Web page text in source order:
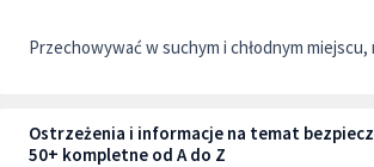
Przechowywać w suchym i chłodnym
Ostrzeżenia i informacje na temat
50+ kompletne od A do Z